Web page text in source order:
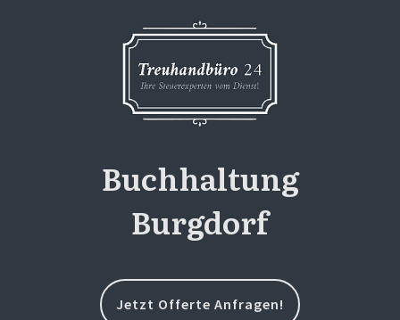
Buchhaltung
Burgdorf
Jetzt Offerte Anfragen!